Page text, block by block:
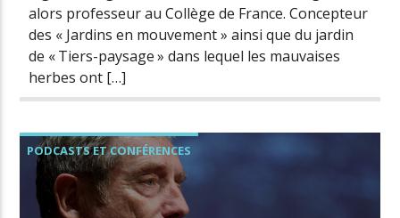
alors professeur au Collège de France. Concepteur
des « Jardins en mouvement » ainsi que du jardin
de « Tiers-paysage » dans lequel les mauvaises
herbes ont […]
PODCASTS ET CONFÉRENCES